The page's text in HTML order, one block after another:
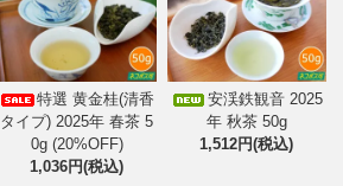
特選 黄金桂(清香
タイプ) 2025年 春茶 5
0g (20%OFF)
1,036円(税込)
安渓鉄観音 2025
年 秋茶 50g
1,512円(税込)